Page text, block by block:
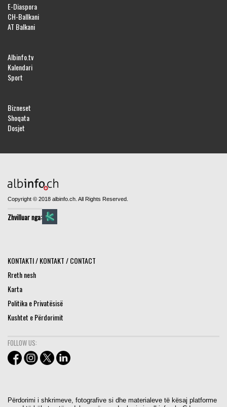
E-Diaspora
CH-Ballkani
AT Balkani
Albinfo.tv
Kalendari
Sport
Bizneset
Shoqata
Dosjet
Copyright © 2018 albinfo.ch. All Rights Reserved.
Zhvilluar nga:
KONTAKTI / KONTAKT / CONTACT
Rreth nesh
Karta
Politika e Privatësisë
Kushtet e Përdorimit
FOLLOW US:
Përdorimi i shkrimeve, fotografive si dhe materialeve të kësaj platforme